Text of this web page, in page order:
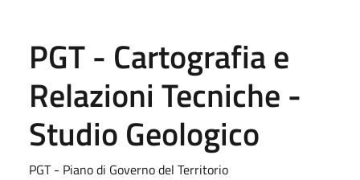
PGT - Cartografia e
Relazioni Tecniche -
Studio Geologico
PGT - Piano di Governo del Territorio